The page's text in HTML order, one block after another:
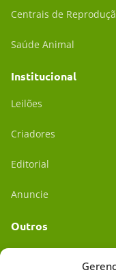
Centrais de
Saúde Animal
Institucional
Leilões
Criadores
Editorial
Anuncie
Outros